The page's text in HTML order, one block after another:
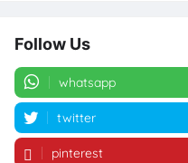
Follow Us
whatsapp
twitter
pinterest